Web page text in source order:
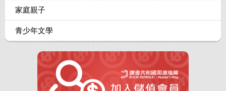
家庭親子
青少年文學